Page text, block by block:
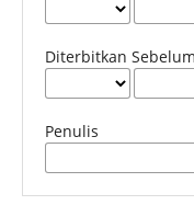
Diterbitkan Sebelum
Penulis